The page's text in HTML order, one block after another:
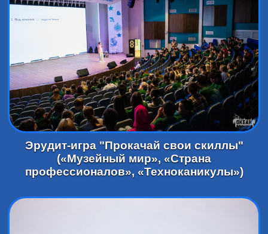
Эрудит-игра "Прокачай свои скиллы"
(«Музейный мир», «Страна
профессионалов», «Техноканикулы»)